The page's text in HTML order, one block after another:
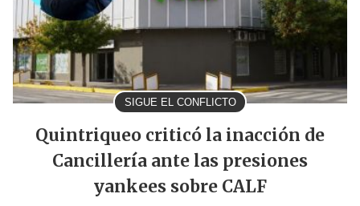
SIGUE EL CONFLICTO
Quintriqueo criticó la inacción de
Cancillería ante las presiones
yankees sobre CALF